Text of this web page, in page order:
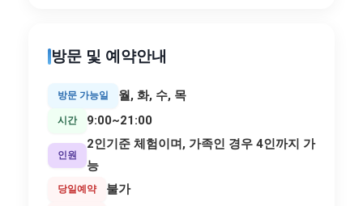
방문 및 예약안내
방문 가능일 월, 화, 수, 목
시간 9:00~21:00
인원
2인기준 체험이며, 가족인 경우 4인까지 가
능
당일예약 불가